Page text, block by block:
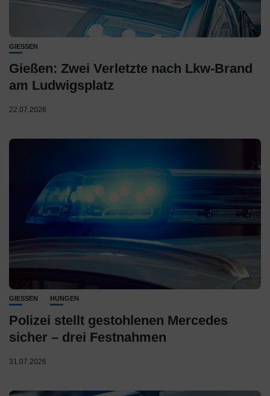
GIESSEN
Gießen: Zwei Verletzte nach Lkw-Brand
am Ludwigsplatz
22.07.2026
GIESSEN HUNGEN
Polizei stellt gestohlenen Mercedes
sicher – drei Festnahmen
31.07.2026